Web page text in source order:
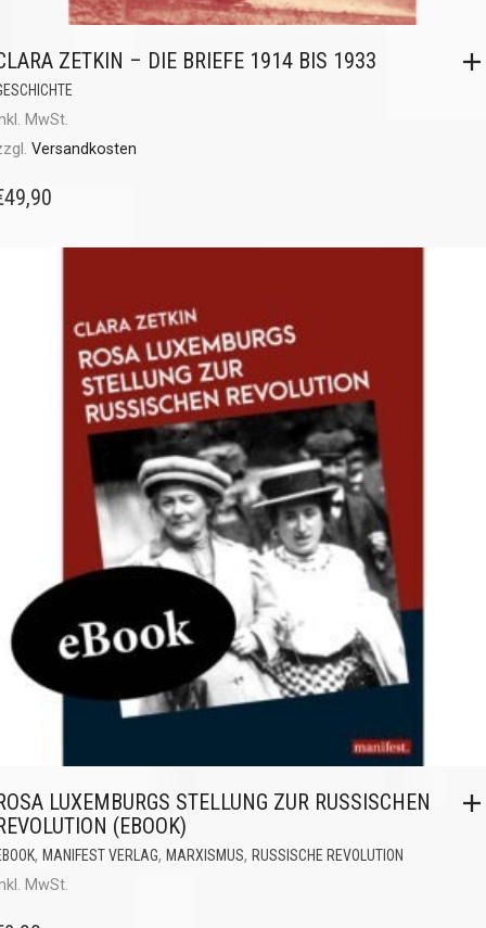
ZETKIN – DIE BRIEFE 1914 BIS 1933
MwSt.
Versandkosten
49,90
LUXEMBURGS STELLUNG ZUR RUSSISCHEN
(EBOOK)
, MANIFEST VERLAG, MARXISMUS, RUSSISCHE REVOLUTION
MwSt.